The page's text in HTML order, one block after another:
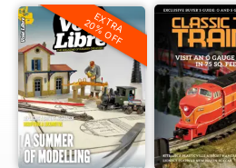
EXTRA
20% OFF